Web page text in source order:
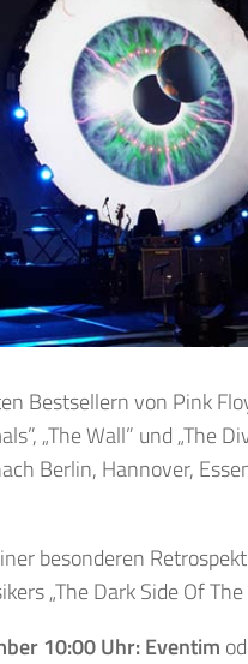
Bestsellern von Pink
„The Wall” und „The
Berlin, Hannover,
besonderen
„The Dark Side Of
10:00 Uhr: Eventim